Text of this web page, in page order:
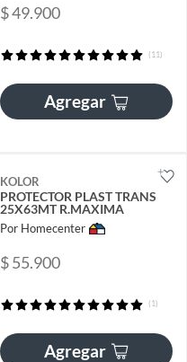
$ 49.900
(11)
Agregar
KOLOR
PROTECTOR PLAST TRANS
25X63MT R.MAXIMA
Por Homecenter
$ 55.900
(1)
Agregar